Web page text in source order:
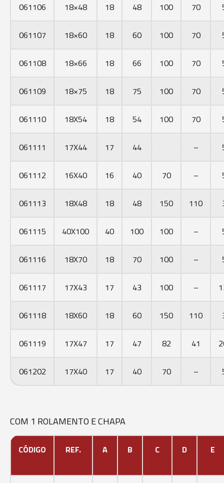
061106 18×48 18 48 100 70
061107 18×60 18 60 100 70
061108 18×66 18 66 100 70
061109 18×75 18 75 100 70
061110 18X54 18 54 100 70
061111 17X44 17 44 –
061112 16X40 16 40 70 –
061113 18X48 18 48 150 110
061115 40X100 40 100 100 –
061116 18X70 18 70 100 –
061117 17X43 17 43 100 –
061118 18X60 18 60 150 110
061119 17X47 17 47 82 41
061202 17X40 17 40 70 –
COM 1 ROLAMENTO E CHAPA
CÓDIGO REF. A B C D E